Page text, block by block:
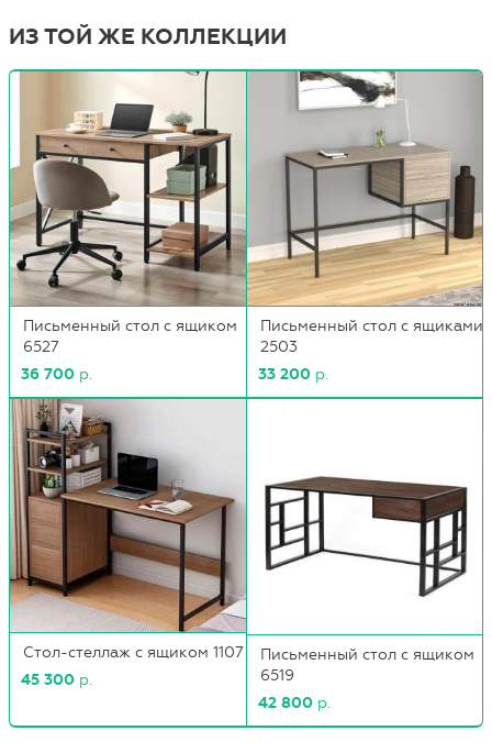
ИЗ ТОЙ ЖЕ КОЛЛЕКЦИИ
Письменный стол с ящиком
6527
36 700 р.
Письменный стол с ящиками
2503
33 200 р.
Стол-стеллаж с ящиком 1107
45 300 р.
Письменный стол с ящиком
6519
42 800 р.